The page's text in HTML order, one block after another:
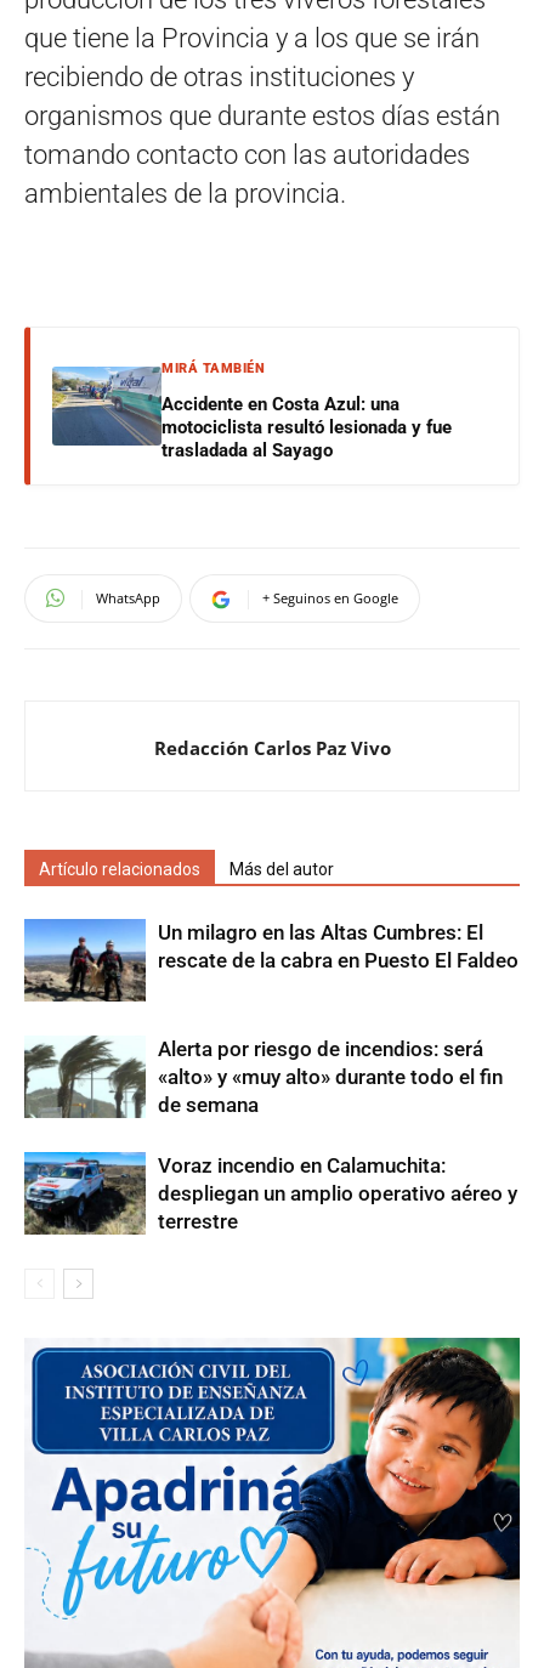
que tiene la Provincia y a los que se irán
recibiendo de otras instituciones y
organismos que durante estos días están
tomando contacto con las autoridades
ambientales de la provincia.
MIRÁ TAMBIÉN
Accidente en Costa Azul: una
motociclista resultó lesionada y fue
trasladada al Sayago
WhatsApp + Seguinos en Google
Redacción Carlos Paz Vivo
Artículo relacionados Más del autor
Un milagro en las Altas Cumbres: El
rescate de la cabra en Puesto El Faldeo
Alerta por riesgo de incendios: será
«alto» y «muy alto» durante todo el fin
de semana
Voraz incendio en Calamuchita:
despliegan un amplio operativo aéreo y
terrestre